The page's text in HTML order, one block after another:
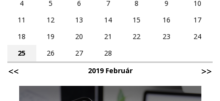
4 5 6 7 8 9
10
11
12 13 14 15 16
17
18
19 20 21 22 23
24
25
26 27
28
2019 Február